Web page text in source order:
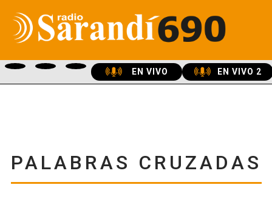
EN VIVO EN VIVO 2
PALABRAS CRUZADAS